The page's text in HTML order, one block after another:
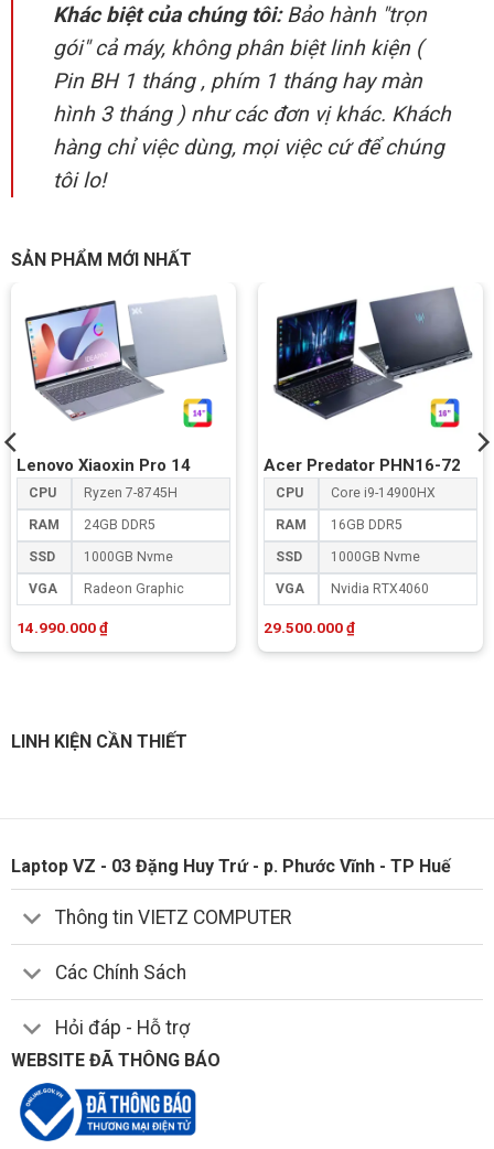
Khác biệt của chúng tôi:Bảo hành "trọn
gói" cả máy, không phân biệt linh kiện (
Pin BH 1 tháng , phím 1 tháng hay màn
hình 3 tháng ) như các đơn vị khác. Khách
hàng chỉ việc dùng, mọi việc cứ để chúng
tôi lo!
SẢN PHẨM MỚI NHẤT
Lenovo Xiaoxin Pro 14
CPU Ryzen 7-8745H
RAM 24GB DDR5
SSD 1000GB Nvme
VGA Radeon Graphic
14.990.000₫
Acer Predator PHN16-72
CPU Core i9-14900HX
RAM 16GB DDR5
SSD 1000GB Nvme
VGA Nvidia RTX4060
29.500.000₫
LINH KIỆN CẦN THIẾT
Laptop VZ - 03 Đặng Huy Trứ - p. Phước Vĩnh - TP Huế
Thông tin VIETZ COMPUTER
Các Chính Sách
Hỏi đáp - Hỗ trợ
WEBSITE ĐÃ THÔNG BÁO